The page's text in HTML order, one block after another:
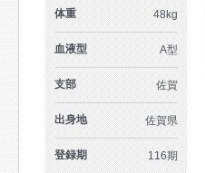
体重 48kg
血液型 A型
支部 佐賀
出身地 佐賀県
登録期 116期